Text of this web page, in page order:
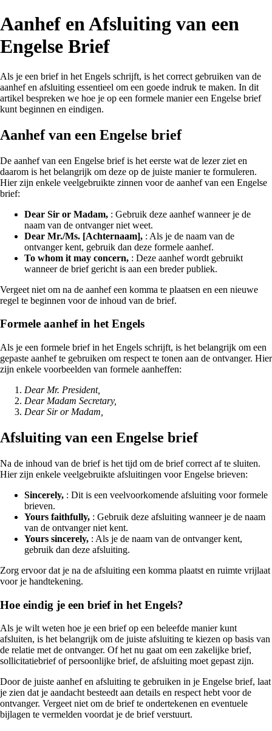
Aanhef en Afsluiting van een
Engelse Brief
Als je een brief in het Engels schrijft, is het correct gebruiken van de
aanhef en afsluiting essentieel om een goede indruk te maken. In dit
artikel bespreken we hoe je op een formele manier een Engelse brief
kunt beginnen en eindigen.
Aanhef van een Engelse brief
De aanhef van een Engelse brief is het eerste wat de lezer ziet en
daarom is het belangrijk om deze op de juiste manier te formuleren.
Hier zijn enkele veelgebruikte zinnen voor de aanhef van een Engelse
brief:
Dear Sir or Madam, : Gebruik deze aanhef wanneer je de
naam van de ontvanger niet weet.
Dear Mr./Ms. [Achternaam], : Als je de naam van de
ontvanger kent, gebruik dan deze formele aanhef.
To whom it may concern, : Deze aanhef wordt gebruikt
wanneer de brief gericht is aan een breder publiek.
Vergeet niet om na de aanhef een komma te plaatsen en een nieuwe
regel te beginnen voor de inhoud van de brief.
Formele aanhef in het Engels
Als je een formele brief in het Engels schrijft, is het belangrijk om een
gepaste aanhef te gebruiken om respect te tonen aan de ontvanger. Hier
zijn enkele voorbeelden van formele aanheffen:
Dear Mr. President,
Dear Madam Secretary,
Dear Sir or Madam,
Afsluiting van een Engelse brief
Na de inhoud van de brief is het tijd om de brief correct af te sluiten.
Hier zijn enkele veelgebruikte afsluitingen voor Engelse brieven:
Sincerely, : Dit is een veelvoorkomende afsluiting voor formele
brieven.
Yours faithfully, : Gebruik deze afsluiting wanneer je de naam
van de ontvanger niet kent.
Yours sincerely, : Als je de naam van de ontvanger kent,
gebruik dan deze afsluiting.
Zorg ervoor dat je na de afsluiting een komma plaatst en ruimte vrijlaat
voor je handtekening.
Hoe eindig je een brief in het Engels?
Als je wilt weten hoe je een brief op een beleefde manier kunt
afsluiten, is het belangrijk om de juiste afsluiting te kiezen op basis van
de relatie met de ontvanger. Of het nu gaat om een zakelijke brief,
sollicitatiebrief of persoonlijke brief, de afsluiting moet gepast zijn.
Door de juiste aanhef en afsluiting te gebruiken in je Engelse brief, laat
je zien dat je aandacht besteedt aan details en respect hebt voor de
ontvanger. Vergeet niet om de brief te ondertekenen en eventuele
bijlagen te vermelden voordat je de brief verstuurt.